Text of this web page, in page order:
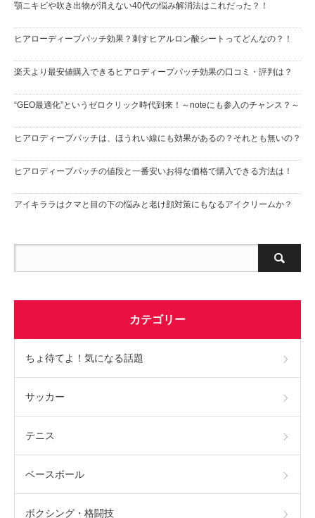
顎ニキビや吹き出物が消えない40代の悩み解消法はこれだった？！
ヒアローディープパッチ効果？刺すヒアルロン酸シートってどんなの？！
楽天より最安値購入できるヒアロディープパッチ効果の口コミ・評判は？
“GEO最適化”というゼロクリック時代到来！～noteにも参入のチャンス？～
ヒアロディープパッチは、ほうれい線にも効果があるの？それとも無いの？
ヒアロディープパッチの値段と一番安いお得な価格で購入できる方法は！
アイキララはクマと目の下の悩みと老け顔対策にもなるアイクリームか？
カテゴリー
ちょ待てよ！気になる話題
サッカー
テニス
ベースボール
ボクシング・格闘技